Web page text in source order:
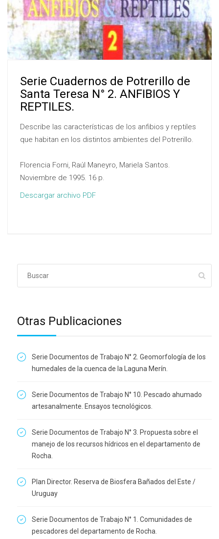
Serie Cuadernos de Potrerillo de
Santa Teresa N° 2. ANFIBIOS Y
REPTILES.
Describe las características de los anfibios y reptiles
que habitan en los distintos ambientes del Potrerillo.
Florencia Forni, Raúl Maneyro, Mariela Santos.
Noviembre de 1995. 16 p.
Descargar archivo PDF
Otras Publicaciones
Serie Documentos de Trabajo N° 2. Geomorfología de los
humedales de la cuenca de la Laguna Merín.
Serie Documentos de Trabajo N° 10. Pescado ahumado
artesanalmente. Ensayos tecnológicos.
Serie Documentos de Trabajo N° 3. Propuesta sobre el
manejo de los recursos hídricos en el departamento de
Rocha.
Plan Director. Reserva de Biosfera Bañados del Este /
Uruguay
Serie Documentos de Trabajo N° 1. Comunidades de
pescadores del departamento de Rocha.